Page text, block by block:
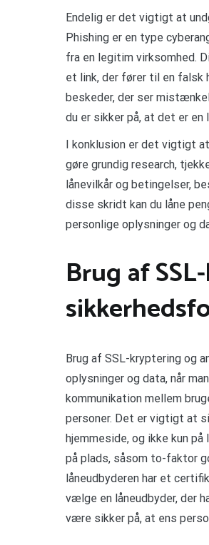
Endelig er det vigtigt at
Phishing er en type
fra en legitim virksomhed.
et link, der fører til en falsk
beskeder, der ser
du er sikker på, at det er en
I konklusion er det vigtigt
gøre grundig research,
lånevilkår og betingelser,
disse skridt kan du låne
personlige oplysninger og
Brug af
Brug af SSL-kryptering og
oplysninger og data, når
kommunikation mellem
personer. Det er vigtigt at
hjemmeside, og ikke kun
på plads, såsom to-faktor
låneudbyderen har et
vælge en låneudbyder, der
være sikker på, at ens